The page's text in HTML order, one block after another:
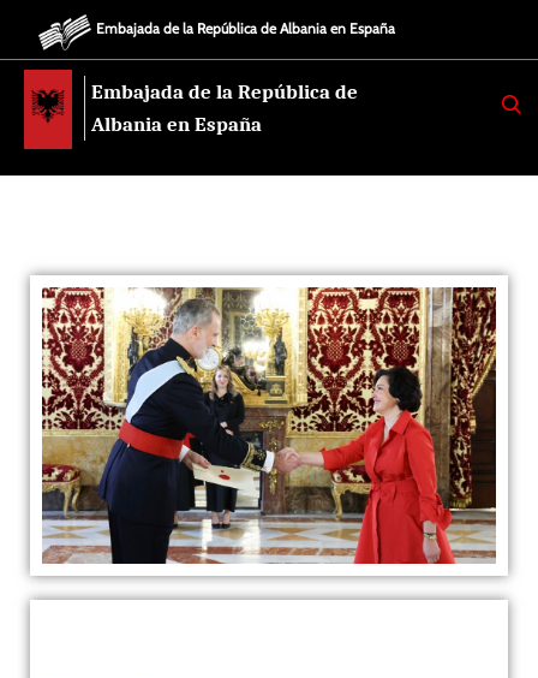
Embajada de la República de Albania en España
Embajada de la República de
Albania en España
K
E